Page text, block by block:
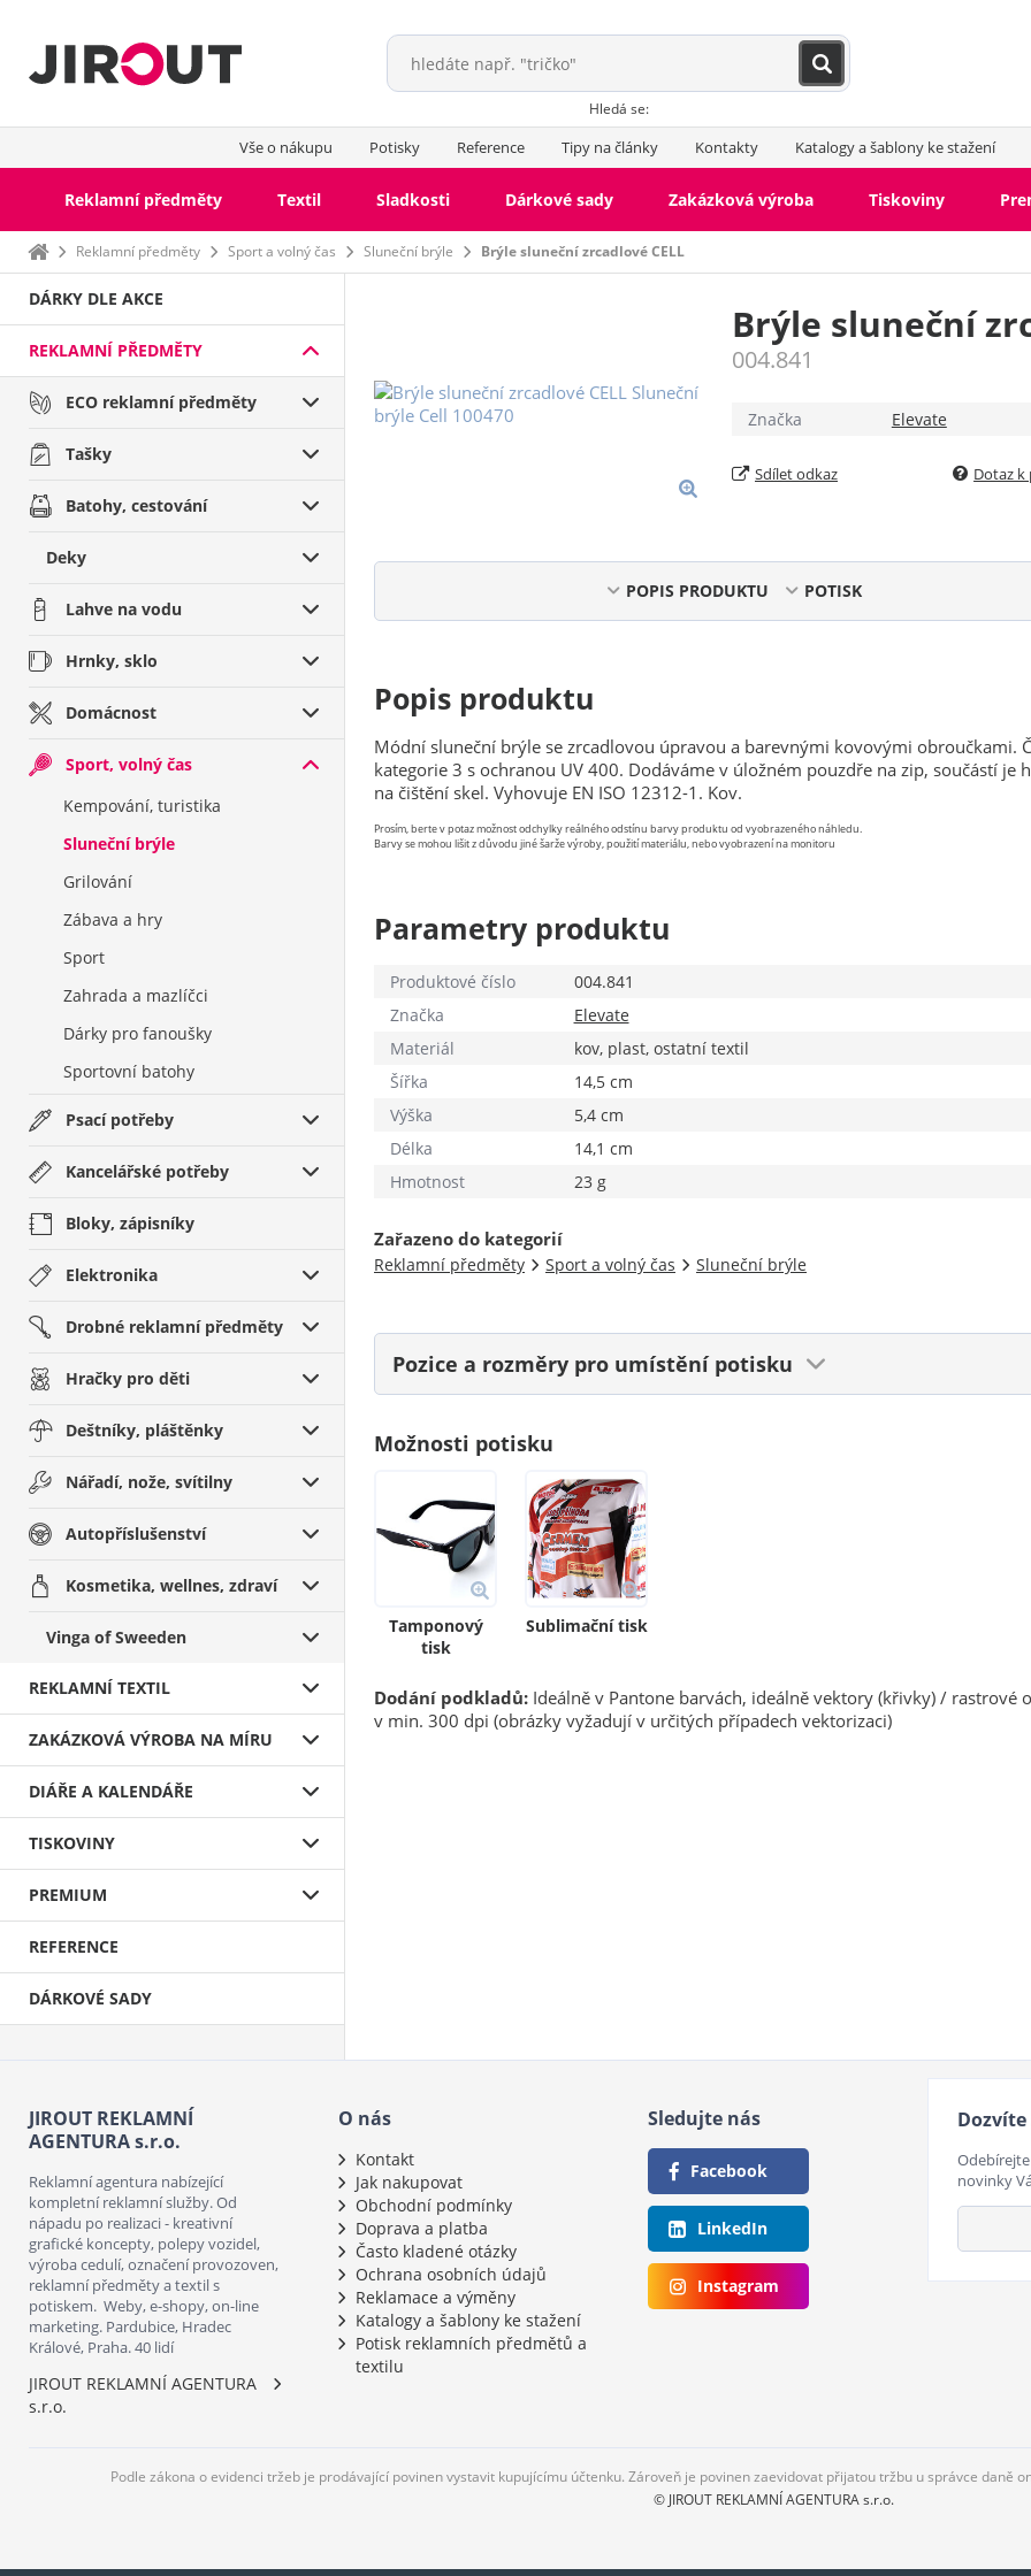
Hledá se:
Vše o nákupu Potisky Reference Tipy na články Kontakty Katalogy a šablony ke stažení
Reklamní předměty Textil Sladkosti Dárkové sady Zakázková výroba Tiskoviny
Domů Reklamní předměty Sport a volný čas Sluneční brýle Brýle sluneční zrcadlové CELL
DÁRKY DLE AKCE
REKLAMNÍ PŘEDMĚTY
ECO reklamní předměty
Tašky
Batohy, cestování
Deky
Lahve na vodu
Hrnky, sklo
Domácnost
Sport, volný čas
Kempování, turistika
Sluneční brýle
Grilování
Zábava a hry
Sport
Zahrada a mazlíčci
Dárky pro fanoušky
Sportovní batohy
Psací potřeby
Kancelářské potřeby
Bloky, zápisníky
Elektronika
Drobné reklamní předměty
Hračky pro děti
Deštníky, pláštěnky
Nářadí, nože, svítilny
Autopříslušenství
Kosmetika, wellnes, zdraví
Vinga of Sweeden
REKLAMNÍ TEXTIL
ZAKÁZKOVÁ VÝROBA NA MÍRU
DIÁŘE A KALENDÁŘE
TISKOVINY
PREMIUM
REFERENCE
DÁRKOVÉ SADY
Brýle sluneční
004.841
Značka Elevate
Sdílet odkaz Dotaz
POPIS PRODUKTU POTISK
Popis produktu
Módní sluneční brýle se zrcadlovou úpravou a barevnými kovovými obroučkami.
kategorie 3 s ochranou UV 400. Dodáváme v úložném pouzdře na zip, součástí je
na čištění skel. Vyhovuje EN ISO 12312-1. Kov.
Prosím, berte v potaz možnost odchylky reálného odstínu barvy produktu od vyobrazeného náhledu.
Barvy se mohou lišit z důvodu jiné šarže výroby, použití materiálu, nebo vyobrazení na monitoru
Parametry produktu
Produktové číslo
004.841
Značka
Elevate
Materiál
kov, plast, ostatní textil
Šířka
14,5 cm
Výška
5,4 cm
Délka
14,1 cm
Hmotnost
23 g
Zařazeno do kategorií
Reklamní předměty Sport a volný čas Sluneční brýle
Pozice a rozměry pro umístění potisku
Možnosti potisku
Tamponový
tisk
Sublimační tisk
Dodání podkladů: Ideálně v Pantone barvách, ideálně vektory (křivky) / rastrové
v min. 300 dpi (obrázky vyžadují v určitých případech vektorizaci)
JIROUT REKLAMNÍ
AGENTURA s.r.o.
Reklamní agentura nabízející
kompletní reklamní služby. Od
nápadu po realizaci - kreativní
grafické koncepty, polepy vozidel,
výroba cedulí, označení provozoven,
reklamní předměty a textil s
potiskem. Weby, e-shopy, on-line
marketing. Pardubice, Hradec
Králové, Praha. 40 lidí
JIROUT REKLAMNÍ AGENTURA
s.r.o.
O nás
Kontakt
Jak nakupovat
Obchodní podmínky
Doprava a platba
Často kladené otázky
Ochrana osobních údajů
Reklamace a výměny
Katalogy a šablony ke stažení
Potisk reklamních předmětů a
textilu
Sledujte nás
Facebook
LinkedIn
Instagram
novinky
Podle zákona o evidenci tržeb je prodávající povinen vystavit kupujícímu účtenku. Zároveň je povinen zaevidovat přijatou tržbu u správce daně
© JIROUT REKLAMNÍ AGENTURA s.r.o.